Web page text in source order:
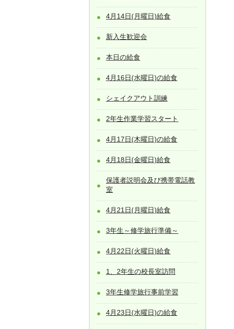
4月14日(月曜日)給食
新入生歓迎会
本日の給食
4月16日(水曜日)の給食
シェイクアウト訓練
2年生作業学習スタート
4月17日(木曜日)の給食
4月18日(金曜日)給食
保護者説明会及び携帯電話教
室
4月21日(月曜日)給食
3年生～修学旅行準備～
4月22日(火曜日)給食
1、2年生の校長室訪問
3年生修学旅行事前学習
4月23日(水曜日)の給食